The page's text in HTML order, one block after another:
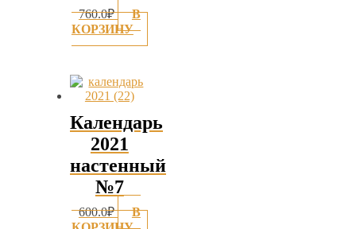
760.0₽
В
КОРЗИНУ
Календарь
2021
настенный
№7
600.0₽
В